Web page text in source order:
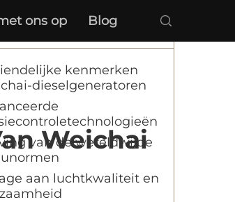
ons op Blog
Weichai
kenmerken
dieselgeneratoren
van de wereldwijde
aan luchtkwaliteit en